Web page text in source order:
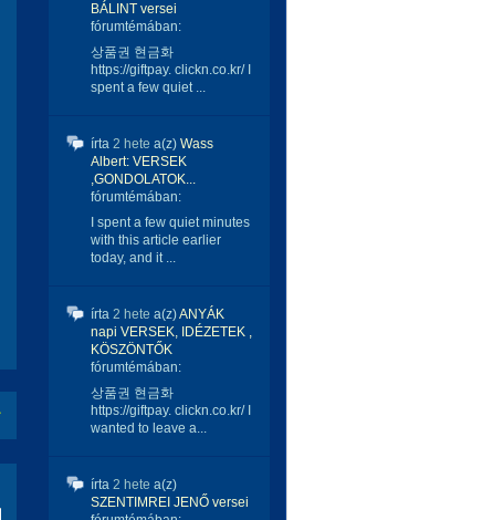
BÁLINT versei
fórumtémában:
상품권 현금화
https://giftpay. clickn.co.kr/ I
spent a few quiet ...
írta 2 hete a(z) Wass
Albert: VERSEK
,GONDOLATOK...
fórumtémában:
I spent a few quiet minutes
with this article earlier
today, and it ...
írta 2 hete a(z)ANYÁK
napi VERSEK, IDÉZETEK ,
KÖSZÖNTŐK
fórumtémában:
상품권 현금화
https://giftpay. clickn.co.kr/ I
wanted to leave a...
írta 2 hete a(z)
SZENTIMREI JENŐ versei